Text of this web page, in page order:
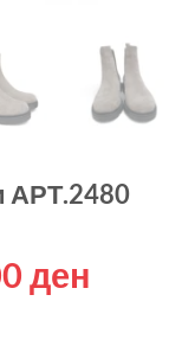
АРТ.2480
ден